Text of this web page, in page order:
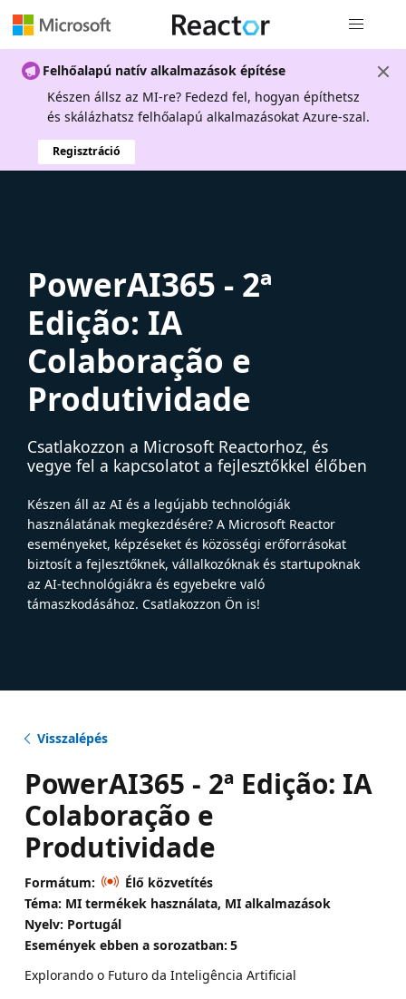
Felhőalapú natív alkalmazások építése
Készen állsz az MI-re? Fedezd fel, hogyan építhetsz
és skálázhatsz felhőalapú alkalmazásokat Azure-szal.
Regisztráció
PowerAI365 - 2ª
Edição: IA
Colaboração e
Produtividade
Csatlakozzon a Microsoft Reactorhoz, és
vegye fel a kapcsolatot a fejlesztőkkel élőben
Készen áll az AI és a legújabb technológiák
használatának megkezdésére? A Microsoft Reactor
eseményeket, képzéseket és közösségi erőforrásokat
biztosít a fejlesztőknek, vállalkozóknak és startupoknak
az AI-technológiákra és egyebekre való
támaszkodásához. Csatlakozzon Ön is!
Visszalépés
PowerAI365 - 2ª Edição: IA
Colaboração e
Produtividade
Formátum:
Élő közvetítés
Téma: MI termékek használata, MI alkalmazások
Nyelv: Portugál
Események ebben a sorozatban: 5
Explorando o Futuro da Inteligência Artificial